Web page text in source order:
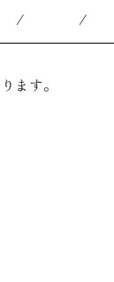
/ /
ます。